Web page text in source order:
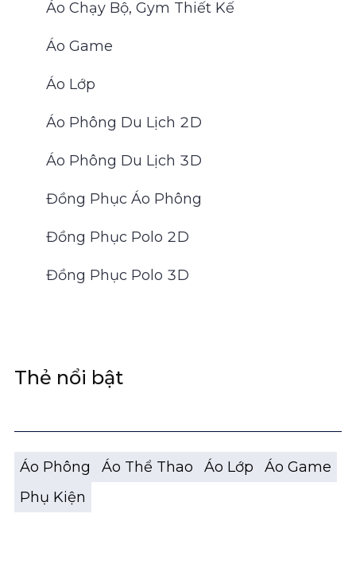
Áo Chạy Bộ, Gym Thiết Kế
Áo Game
Áo Lớp
Áo Phông Du Lịch 2D
Áo Phông Du Lịch 3D
Đồng Phục Áo Phông
Đồng Phục Polo 2D
Đồng Phục Polo 3D
Thẻ nổi bật
Áo Phông Áo Thể Thao Áo Lớp
Áo Game
Phụ Kiện